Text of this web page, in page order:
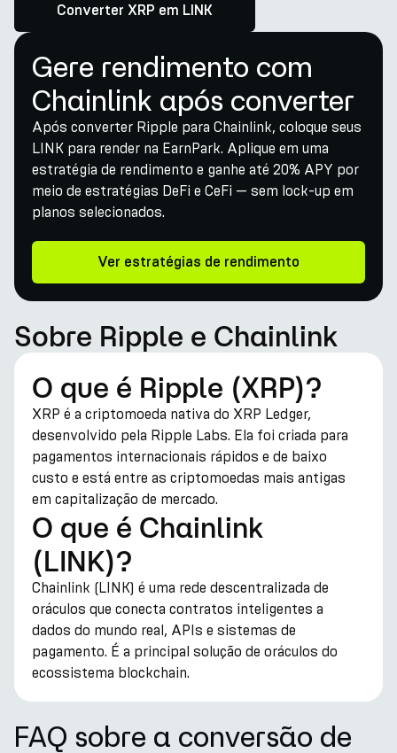
Converter XRP em LINK
Gere rendimento com
Chainlink após converter
Após converter Ripple para Chainlink, coloque seus
LINK para render na EarnPark. Aplique em uma
estratégia de rendimento e ganhe até 20% APY por
meio de estratégias DeFi e CeFi — sem lock-up em
planos selecionados.
Ver estratégias de rendimento
Sobre Ripple e Chainlink
O que é Ripple (XRP)?
XRP é a criptomoeda nativa do XRP Ledger,
desenvolvido pela Ripple Labs. Ela foi criada para
pagamentos internacionais rápidos e de baixo
custo e está entre as criptomoedas mais antigas
em capitalização de mercado.
O que é Chainlink
(LINK)?
Chainlink (LINK) é uma rede descentralizada de
oráculos que conecta contratos inteligentes a
dados do mundo real, APIs e sistemas de
pagamento. É a principal solução de oráculos do
ecossistema blockchain.
FAQ sobre a conversão de